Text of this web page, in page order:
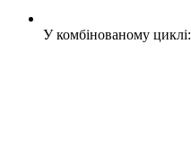
У комбінованому циклі: